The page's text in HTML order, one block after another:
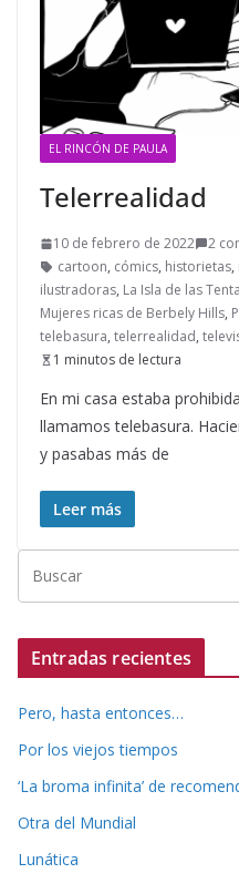
EL RINCÓN DE PAULA
Telerrealidad
10 de febrero de 2022
2
cartoon, cómics, historietas,
ilustradoras, La Isla de las
Mujeres ricas de Berbely Hills,
telebasura, telerrealidad,
1 minutos de lectura
En mi casa estaba
llamamos telebasura.
y pasabas más de
Leer más
Entradas recientes
Pero, hasta entonces…
Por los viejos tiempos
‘La broma infinita’ de
Otra del Mundial
Lunática